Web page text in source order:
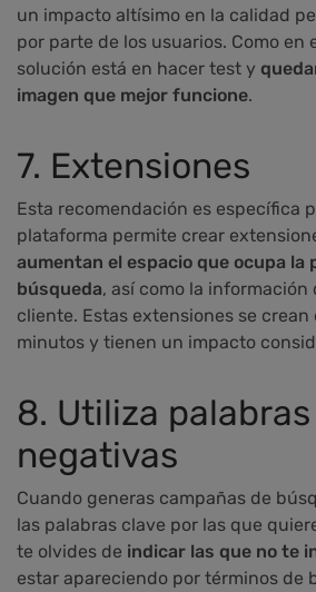
un impacto altísimo en la calidad
por parte de los usuarios. Como en
solución está en hacer test y
imagen que mejor funcione.
7. Extensiones
Esta recomendación es específica
plataforma permite crear
aumentan el espacio que ocupa la
búsqueda, así como la información
cliente. Estas extensiones se crean
minutos y tienen un impacto
8. Utiliza
negativas
Cuando generas campañas de
las palabras clave por las que
te olvides de indicar las que no te
estar apareciendo por términos de